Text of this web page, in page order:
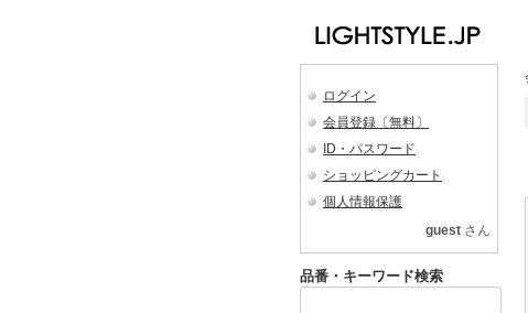
ログイン
会員登録〔無料〕
ID・パスワード
ショッピングカート
個人情報保護
guest さん
品番・キーワード検索